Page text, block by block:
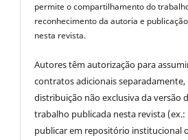
permite o compartilhamento do
reconhecimento da autoria e
nesta revista.
Autores têm autorização para
contratos adicionais separadamente,
distribuição não exclusiva da versão
trabalho publicada nesta revista (ex.:
publicar em repositório institucional